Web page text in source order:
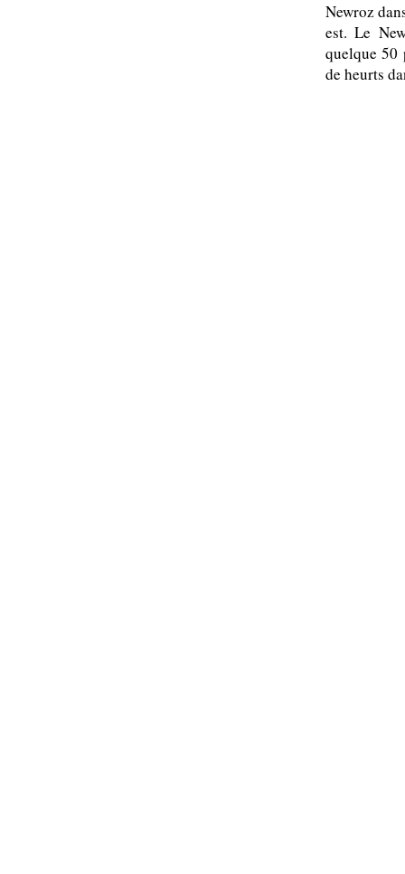
Newroz
est. Le
quelque 50
de heurts